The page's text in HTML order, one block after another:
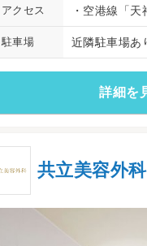
アクセス ・空港線「
駐車場 近隣駐車場あ
詳細を
共立美容外